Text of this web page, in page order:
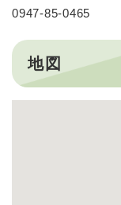
0947-85-0465
地図